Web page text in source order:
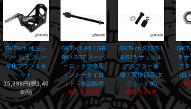
GKTech 純正レ
バー 油圧ブレー
キ化マウントキ
ット
15,399円(税1,40
0円)
GKTech 86 / GR
86 / BRZ スーパ
ーロック交換用
インナータイロ
ッド - 単品販売
SOLD OUT
GKTech S13/S1
4/S15 ナックル
アダプター補
修・変換部品(タ
イロッド側)
SOLD OUT
5 ナ
プ
(ロ